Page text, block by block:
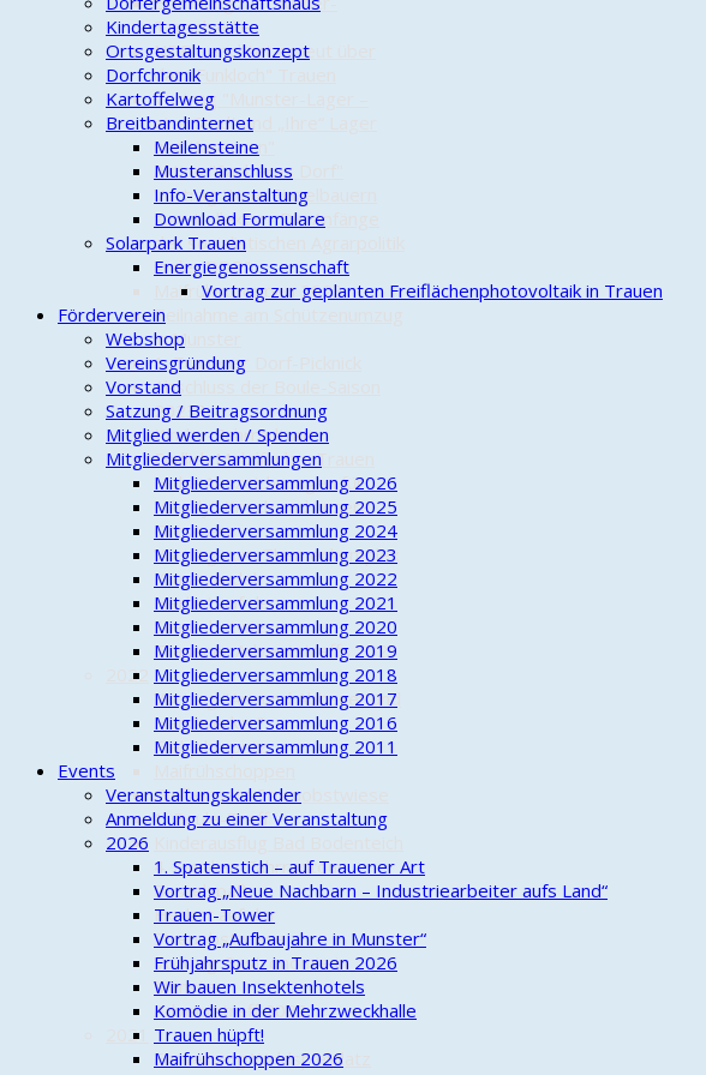
Tauschzelle
NDR berichtet erneut über
das "Funkloch" Trauen
Vortrag "Munster-Lager –
eine Stadt und „Ihre“ Lager
und Kasernen"
Aktion "Sauberes Dorf"
Vortrag "Vom Einzelbauern
zum Kollektiv - Die Anfänge
der sozialistischen Agrarpolitik
in der DDR"
Maifrühschoppen 2023
Teilnahme am Schützenumzug
in Munster
1. Trauener Dorf-Picknick
Abschluss der Boule-Saison
2023?
Kinder-Fahrradtour
Endlich Mobilfunk in Trauen
Hohe Auszeichnungen für
"Charly" Kirsch und unsere
Ortswehr
Vortrag zum Themenkomplex
Klimawandel
Herbst auf der
Streuobstwiese
Trauener Adventstreffs 2023
2022
Vortrag "An- und Abbauer und
Handwerker"
Frühjahrsputz
Gießeinsatz Streuobstwiese
1. Boule-Treff
4. Familien-Fahrradtour
Bastelspaß
Herbst auf der
Streuobstwiese
Vortrag Gastronomie in
Munster
Adventstreff 2022
2021
Einweihung Waldspielplatz
Kindertagesstätte
Ortsgestaltungskonzept
Dorfchronik
Kartoffelweg
Breitbandinternet
Meilensteine
Musteranschluss
Info-Veranstaltung
Download Formulare
Solarpark Trauen
Energiegenossenschaft
Vortrag zur geplanten Freiflächenphotovoltaik in Trauen
Förderverein
Webshop
Vereinsgründung
Vorstand
Satzung / Beitragsordnung
Mitglied werden / Spenden
Mitgliederversammlungen
Mitgliederversammlung 2026
Mitgliederversammlung 2025
Mitgliederversammlung 2024
Mitgliederversammlung 2023
Mitgliederversammlung 2022
Mitgliederversammlung 2021
Mitgliederversammlung 2020
Mitgliederversammlung 2019
Mitgliederversammlung 2018
Mitgliederversammlung 2017
Mitgliederversammlung 2016
Mitgliederversammlung 2011
Events
Veranstaltungskalender
Anmeldung zu einer Veranstaltung
2026
1. Spatenstich – auf Trauener Art
Vortrag „Neue Nachbarn – Industriearbeiter aufs Land“
Trauen-Tower
Vortrag „Aufbaujahre in Munster“
Frühjahrsputz in Trauen 2026
Wir bauen Insektenhotels
Komödie in der Mehrzweckhalle
Trauen hüpft!
Maifrühschoppen 2026